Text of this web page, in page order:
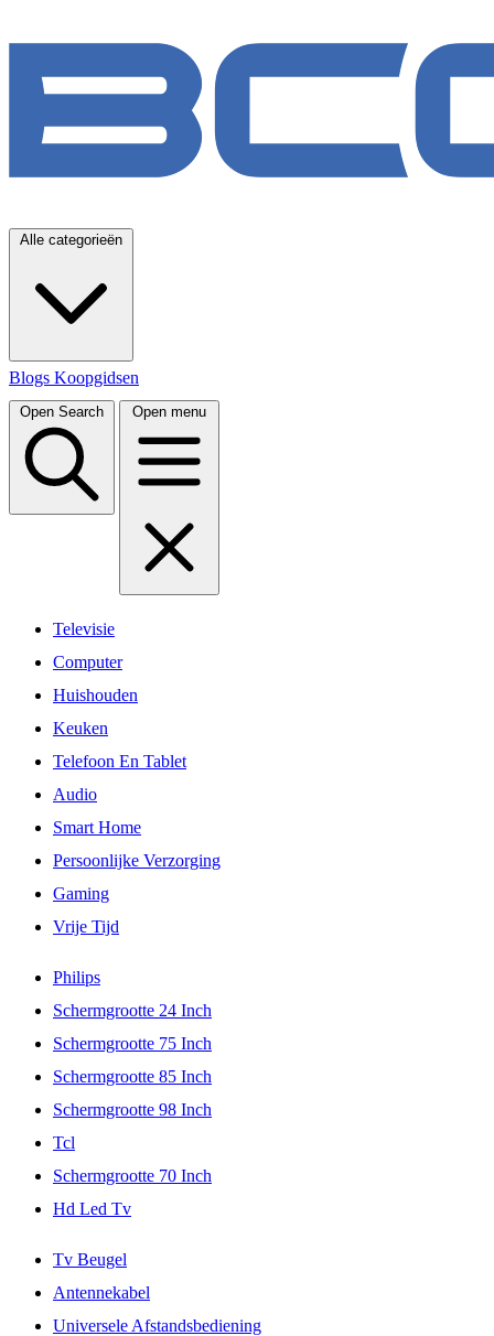
Alle categorieën
Blogs Koopgidsen
Open Search Open menu
Televisie
Computer
Huishouden
Keuken
Telefoon En Tablet
Audio
Smart Home
Persoonlijke Verzorging
Gaming
Vrije Tijd
Philips
Schermgrootte 24 Inch
Schermgrootte 75 Inch
Schermgrootte 85 Inch
Schermgrootte 98 Inch
Tcl
Schermgrootte 70 Inch
Hd Led Tv
Tv Beugel
Antennekabel
Universele Afstandsbediening